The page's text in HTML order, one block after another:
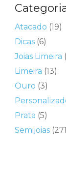
Atacado (19)
Dicas (6)
Joias Limeira
Limeira (13)
Ouro (3)
Prata (5)
Semijoias